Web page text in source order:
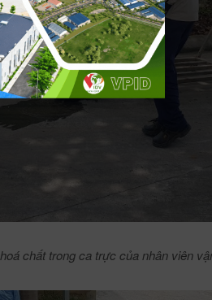
chất trong ca trực của nhân viên